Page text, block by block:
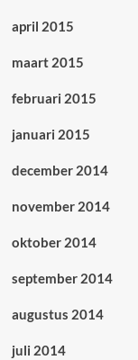
april 2015
maart 2015
februari 2015
januari 2015
december 2014
november 2014
oktober 2014
september 2014
augustus 2014
juli 2014